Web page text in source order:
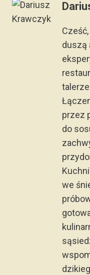
duszą
przez
do
we